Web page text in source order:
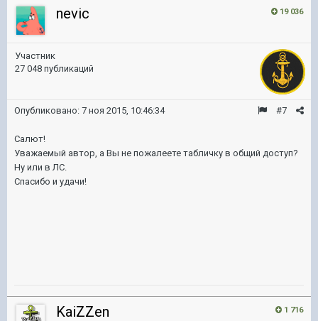
19 036
nevic
Участник
27 048 публикаций
#7
Опубликовано: 7 ноя 2015, 10:46:34
Салют!
Уважаемый автор, а Вы не пожалеете табличку в общий доступ?
Ну или в ЛС.
Спасибо и удачи!
1 716
KaiZZen